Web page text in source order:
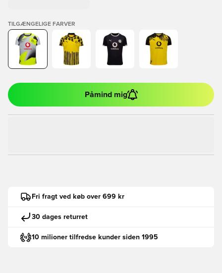
TILGÆNGELIGE FARVER
Påmind mig
Fri fragt ved køb over 699 kr
30 dages returret
10 milioner tilfredse kunder siden 1995